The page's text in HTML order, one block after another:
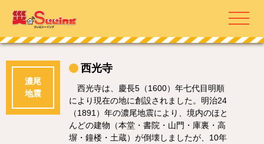
濃尾
地震
西光寺
西光寺は、慶長5（1600）年七代目明順
により現在の地に創設されました。明治24
（1891）年の濃尾地震により、境内のほと
んどの建物（本堂・書院・山門・庫裏・高
塀・鐘楼・土蔵）が倒壊しましたが、10年